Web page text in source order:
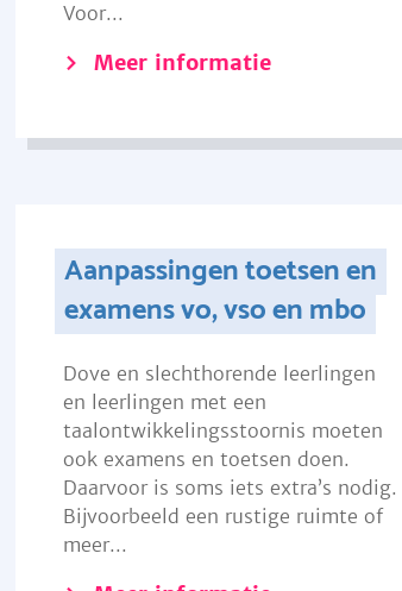
Voor...
Meer informatie
Aanpassingen toetsen en
examens vo, vso en mbo
Dove en slechthorende leerlingen
en leerlingen met een
taalontwikkelingsstoornis moeten
ook examens en toetsen doen.
Daarvoor is soms iets extra’s nodig.
Bijvoorbeeld een rustige ruimte of
meer...